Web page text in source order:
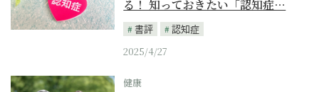
る！ 知っておきたい「認知症…
書評
認知症
2025/4/27
健康